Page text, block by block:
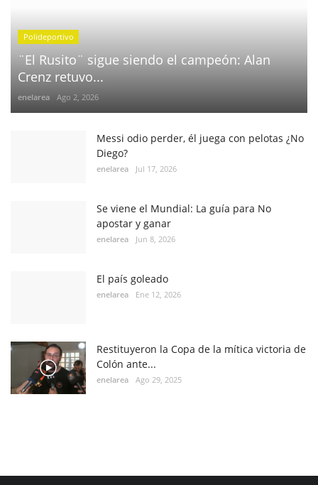
Polideportivo
¨El Rusito¨ sigue siendo el campeón: Alan
Crenz retuvo...
enelarea Ago 2, 2026
Messi odio perder, él juega con pelotas ¿No
Diego?
enelarea Jul 17, 2026
Se viene el Mundial: La guía para No
apostar y ganar
enelarea Jun 8, 2026
El país goleado
enelarea Ene 12, 2026
Restituyeron la Copa de la mítica victoria de
Colón ante...
enelarea Ago 29, 2025